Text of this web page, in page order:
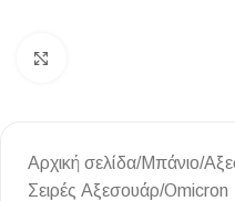
Αρχική σελίδα/Μπάνιο/
Σειρές Αξεσουάρ/Omicron